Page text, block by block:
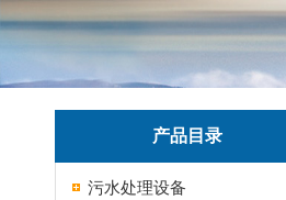
产品目录
污水处理设备